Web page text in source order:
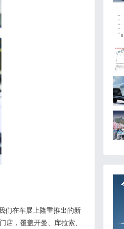
们在车展上隆重推出的新
店，覆盖开曼、库拉索、